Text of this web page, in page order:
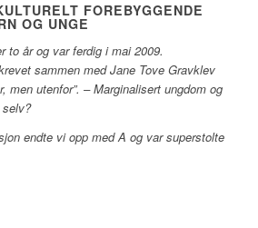
FOREBYGGENDE
OG UNGE
to år og var ferdig i mai 2009.
sammen med Jane Tove Gravklev
men utenfor”. – Marginalisert ungdom og
endte vi opp med A og var superstolte